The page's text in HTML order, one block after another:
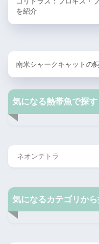
を紹介
南米シャークキャットの
気になる熱帯魚で探す
気になるカテゴリか